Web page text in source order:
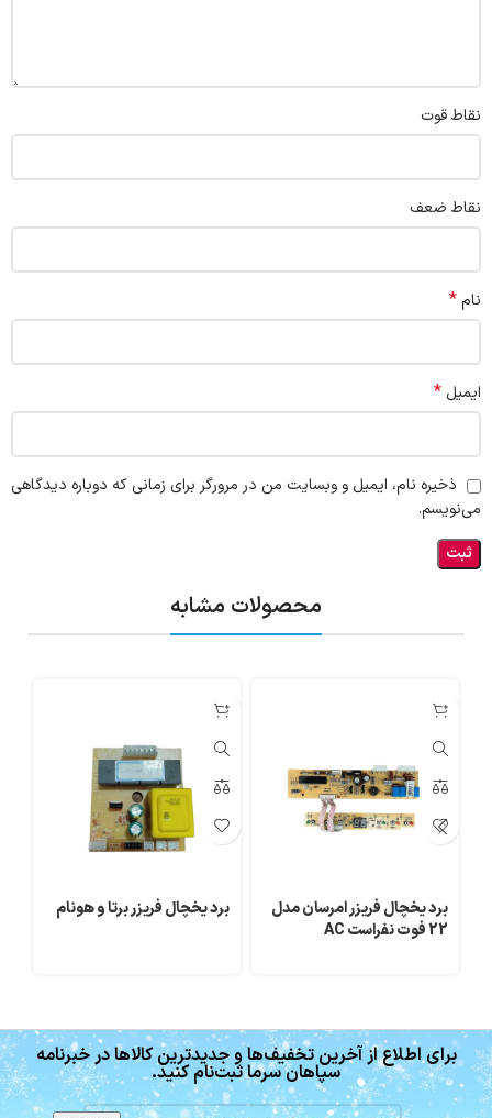
نقاط قوت
نقاط ضعف
نام*
ایمیل *
ذخیره نام، ایمیل و وبسایت من در مرورگر برای زمانی که دوباره دیدگاهی
می‌نویسم.
محصولات مشابه
برد یخچال فریزر امرسان مدل
22 فوت نفراست AC
برد یخچال فریزر برتا و هونام
برای اطلاع از آخرین تخفیف‌ها و جدیدترین کالاها در خبرنامه
سپاهان سرما ثبت‌نام کنید.